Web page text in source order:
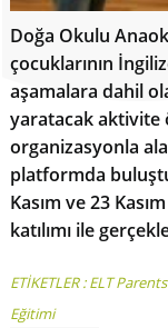
Doğa Okulu
çocuklarının
aşamalara dahil
yaratacak aktivite
organizasyonla
platformda
Kasım ve 23
katılımı ile
ETİKETLER :ELT Parents
Eğitimi